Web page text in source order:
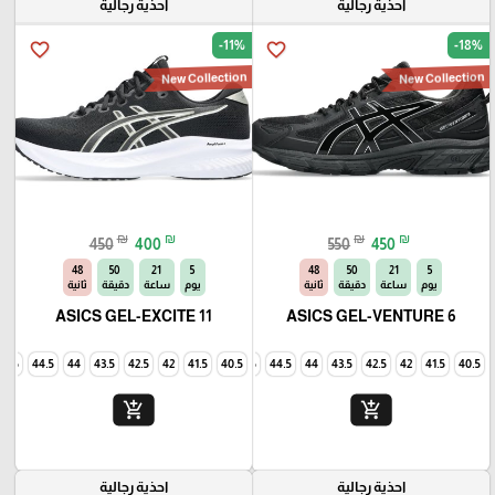
احذية رجالية
favorite_border -18%
New Collection
550 ₪ 450 ₪
5
يوم
21
ساعة
50
دقيقة
46
ثانية
ASICS GEL-VENTURE 6
40.5
41.5
42
42.5
43.5
44
44.5
45
add_shopping_cart
احذية رجالية
favorite_border -11%
New Collection
450 ₪ 400 ₪
5
يوم
21
ساعة
50
دقيقة
46
ثانية
ASICS GEL-EXCITE 11
40.5
41.5
42
42.5
43.5
44
44.5
45
add_shopping_cart
احذية رجالية احذية رجالية